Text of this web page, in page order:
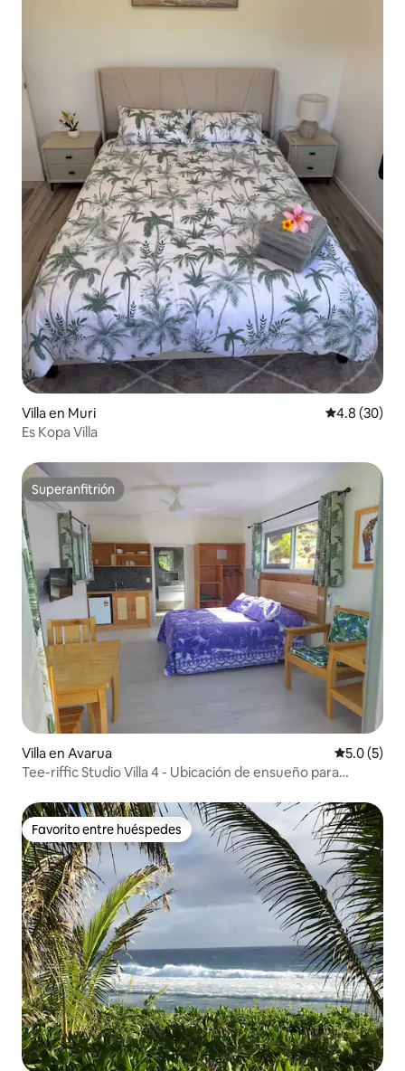
Villa en Muri Calificación
4.8 (30)
Es Kopa Villa
Superanfitrión
Superanfitrión
Villa en Avarua
5.0 (5)
Tee-riffic Studio Villa 4 - Ubicación de ensueño para
Favorito entre huéspedes
Favorito entre huéspedes